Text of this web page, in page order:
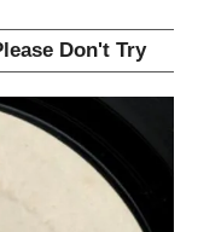
Don't Try